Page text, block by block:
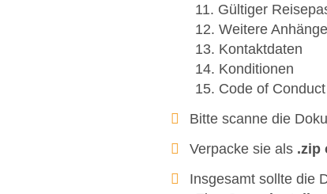
11. Gültiger
12. Weitere
13. Kontaktdaten
14. Konditionen
15. Code of Conduct
Bitte scanne die
Verpacke sie als .zip
Insgesamt sollte die